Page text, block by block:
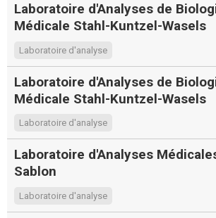
Laboratoire d'Analyses de
Médicale Stahl-Kuntzel-Wasels
Laboratoire d'analyse
Laboratoire d'Analyses de
Médicale Stahl-Kuntzel-Wasels
Laboratoire d'analyse
Laboratoire d'Analyses
Sablon
Laboratoire d'analyse